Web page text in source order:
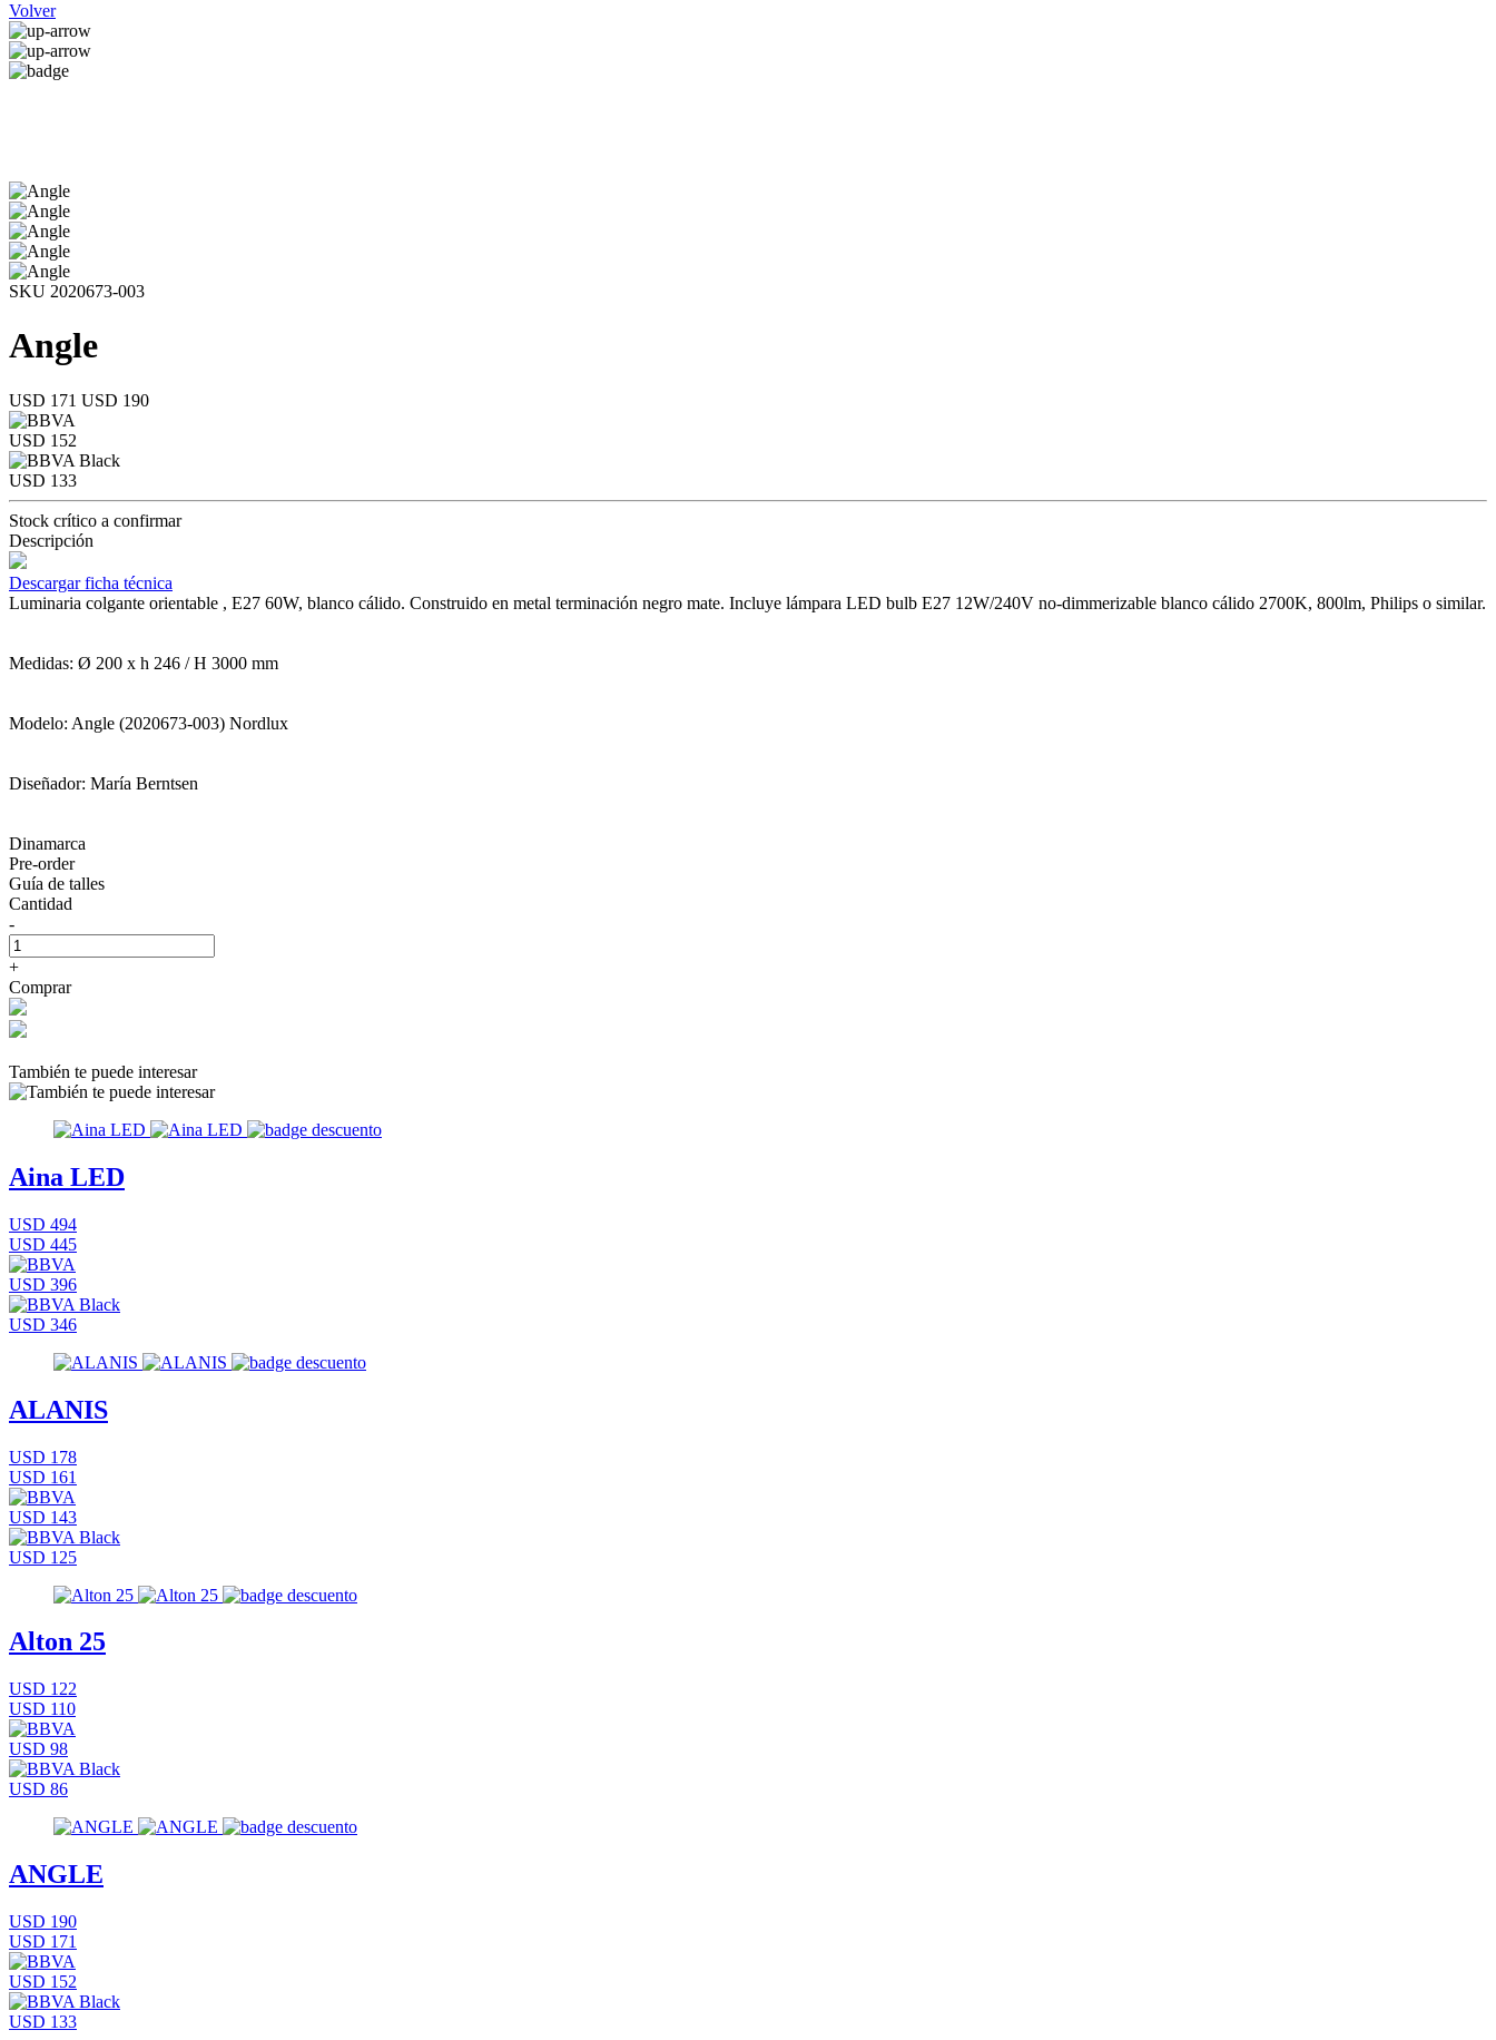
Volver
SKU 2020673-003
Angle
USD 171 USD 190
USD 152
USD 133
Stock crítico a confirmar
Descripción
Descargar ficha técnica
Luminaria colgante orientable , E27 60W, blanco cálido. Construido en metal terminación negro mate. Incluye lámpara LED bulb E27 12W/240V no-dimmerizable blanco cálido 2700K, 800lm, Philips o similar.
Medidas: Ø 200 x h 246 / H 3000 mm
Modelo: Angle (2020673-003) Nordlux
Diseñador: María Berntsen
Dinamarca
Pre-order
Guía de talles
Cantidad
-
+
Comprar
También te puede interesar
Aina LED
USD 494
USD 445
USD 396
USD 346
ALANIS
USD 178
USD 161
USD 143
USD 125
Alton 25
USD 122
USD 110
USD 98
USD 86
ANGLE
USD 190
USD 171
USD 152
USD 133